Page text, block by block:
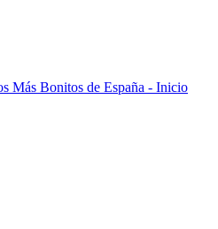
Más Bonitos de España - Inicio